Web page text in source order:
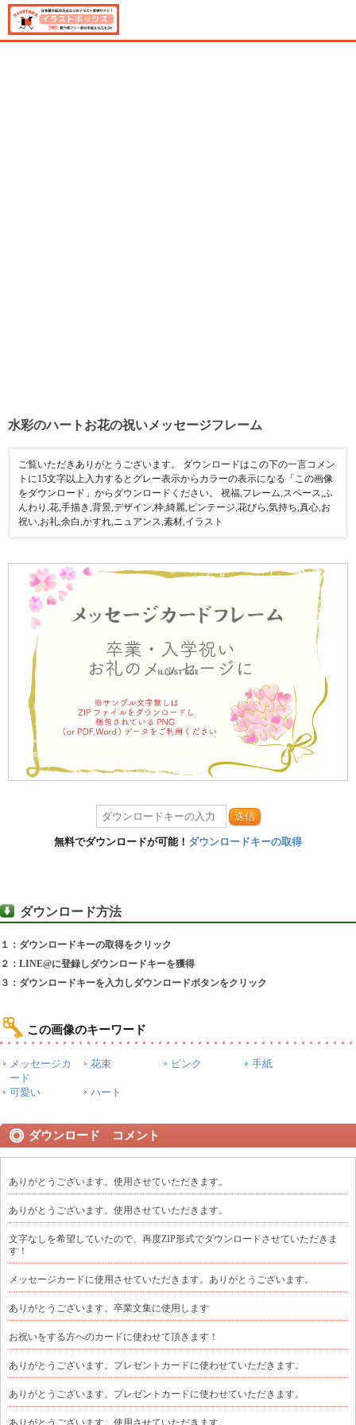
水彩のハートお花の祝いメッセージフレーム
ご覧いただきありがとうございます。 ダウンロードはこの下の一言コメン
トに15文字以上入力するとグレー表示からカラーの表示になる「この画像
をダウンロード」からダウンロードください。 祝福,フレーム,スペース,ふ
んわり,花,手描き,背景,デザイン,枠,綺麗,ビンテージ,花びら,気持ち,真心,お
祝い,お礼,余白,かすれ,ニュアンス,素材,イラスト
送信
無料でダウンロードが可能！ ダウンロードキーの取得
ダウンロード方法
１：ダウンロードキーの取得をクリック
２：LINE@に登録しダウンロードキーを獲得
３：ダウンロードキーを入力しダウンロードボタンをクリック
この画像のキーワード
メッセージカ
ード
花束 ピンク 手紙
可愛い ハート
ダウンロード コメント
ありがとうございます。使用させていただきます。
ありがとうございます。使用させていただきます。
文字なしを希望していたので、再度ZIP形式でダウンロードさせていただきま
す！
メッセージカードに使用させていただきます。ありがとうございます。
ありがとうございます。卒業文集に使用します
お祝いをする方へのカードに使わせて頂きます！
ありがとうございます。プレゼントカードに使わせていただきます。
ありがとうございます。プレゼントカードに使わせていただきます。